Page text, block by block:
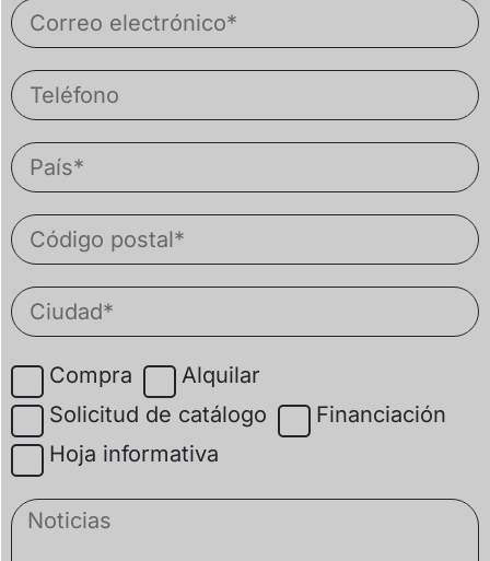
Compra
Alquilar
Solicitud de catálogo
Financiación
Hoja informativa